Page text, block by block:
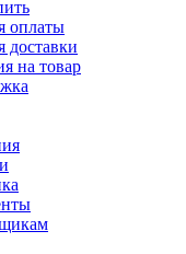
оплаты
доставки
на товар